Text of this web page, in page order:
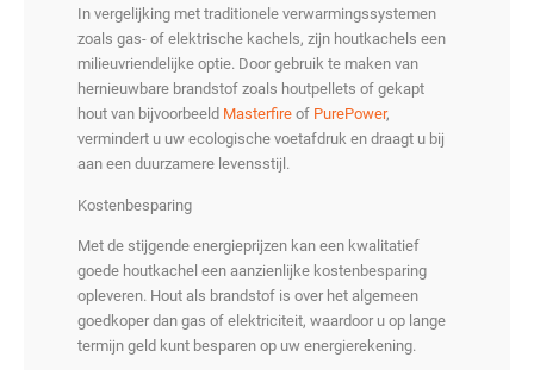
In vergelijking met traditionele verwarmingssystemen
zoals gas- of elektrische kachels, zijn houtkachels een
milieuvriendelijke optie. Door gebruik te maken van
hernieuwbare brandstof zoals houtpellets of gekapt
hout van bijvoorbeeld Masterfire of PurePower,
vermindert u uw ecologische voetafdruk en draagt u bij
aan een duurzamere levensstijl.
Kostenbesparing
Met de stijgende energieprijzen kan een kwalitatief
goede houtkachel een aanzienlijke kostenbesparing
opleveren. Hout als brandstof is over het algemeen
goedkoper dan gas of elektriciteit, waardoor u op lange
termijn geld kunt besparen op uw energierekening.